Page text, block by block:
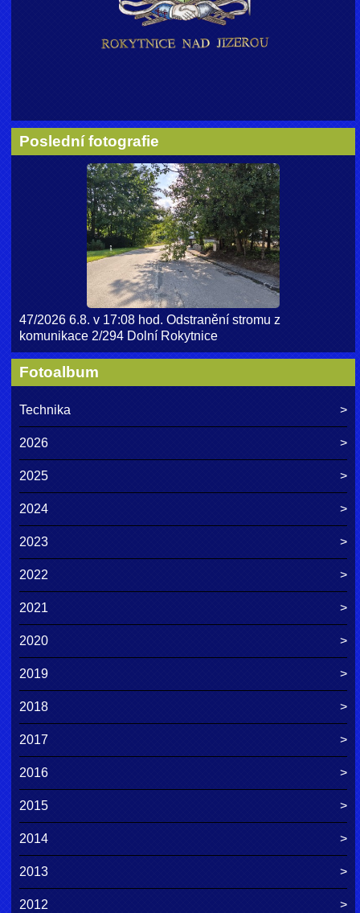
Poslední fotografie
47/2026 6.8. v 17:08 hod. Odstranění stromu z
komunikace 2/294 Dolní Rokytnice
Fotoalbum
Technika
2026
2025
2024
2023
2022
2021
2020
2019
2018
2017
2016
2015
2014
2013
2012